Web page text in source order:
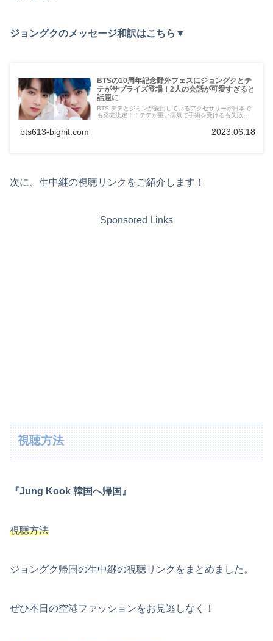
ジョングクのメッセージ和訳はこちら▼
BTSの10周年記念野外フェスにジョングクとテ
テがサプライズ登場！2人の会話が可愛すぎると
話題に
BTS テテとジミンが愛用しているアクセサリーが日本で
も発売決定！！テテが重い病気で手術を受けるも失敗...
bts613-bighit.com 2023.06.18
次に、生中継の視聴リンクをご紹介します！
Sponsored Links
視聴方法
『Jung Kook 韓国へ帰国』
視聴方法
ジョングク帰国の生中継の視聴リンクをまとめました。
ぜひ本日の空港ファッションをお見逃しなく！